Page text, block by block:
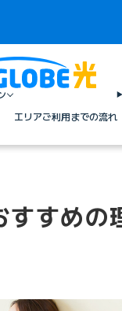
エリアご利用までの流れ
すすめの